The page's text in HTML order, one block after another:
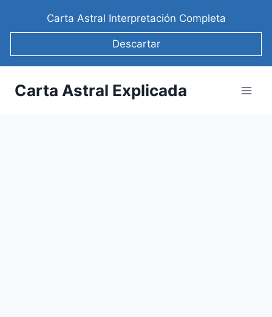
Carta Astral Interpretación Completa
Descartar
Carta Astral Explicada